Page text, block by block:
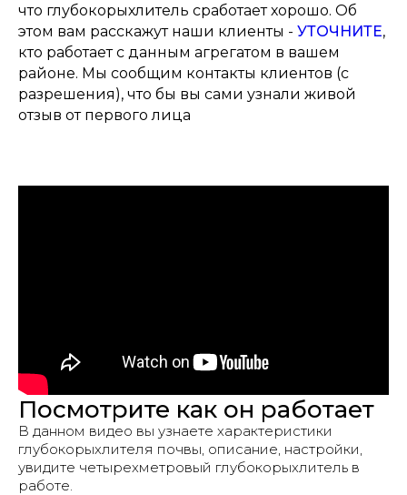
что глубокорыхлитель сработает хорошо. Об
этом вам расскажут наши клиенты - УТОЧНИТЕ,
кто работает с данным агрегатом в вашем
районе. Мы сообщим контакты клиентов (с
разрешения), что бы вы сами узнали живой
отзыв от первого лица
Посмотрите как он работает
В данном видео вы узнаете характеристики
глубокорыхлителя почвы, описание, настройки,
увидите четырехметровый глубокорыхлитель в
работе.